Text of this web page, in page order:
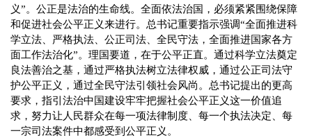
义”。公正是法治的生命线。全面依法治国，必须紧紧围绕保障
和促进社会公平正义来进行。总书记重要指示强调“全面推进科
学立法、严格执法、公正司法、全民守法，全面推进国家各方
面工作法治化”。理国要道，在于公平正直。通过科学立法奠定
良法善治之基，通过严格执法树立法律权威，通过公正司法守
护公平正义，通过全民守法引领社会风尚。总书记提出的更高
要求，指引法治中国建设牢牢把握社会公平正义这一价值追
求，努力让人民群众在每一项法律制度、每一个执法决定、每
一宗司法案件中都感受到公平正义。